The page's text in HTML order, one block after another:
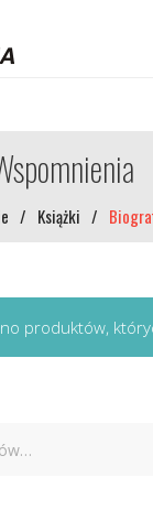
/ Książki /
produktów,